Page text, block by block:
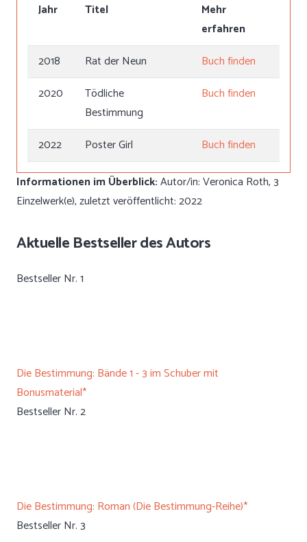
Jahr Titel
Mehr
erfahren
2018
Rat der Neun
Buch finden
2020
Tödliche
Bestimmung
Buch finden
2022 Poster Girl
Buch finden
Informationen im Überblick:Autor/in: Veronica Roth, 3
Einzelwerk(e), zuletzt veröffentlicht: 2022
Aktuelle Bestseller des Autors
Bestseller Nr. 1
Die Bestimmung: Bände 1 - 3 im Schuber mit
Bonusmaterial*
Bestseller Nr. 2
Die Bestimmung: Roman (Die Bestimmung-Reihe)*
Bestseller Nr. 3